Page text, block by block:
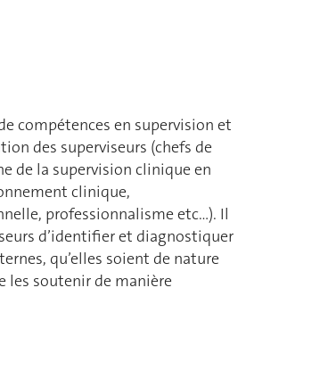
compétences en supervision et
des superviseurs (chefs de
de la supervision clinique en
clinique,
professionnalisme etc…). Il
d’identifier et diagnostiquer
qu’elles soient de nature
les soutenir de manière